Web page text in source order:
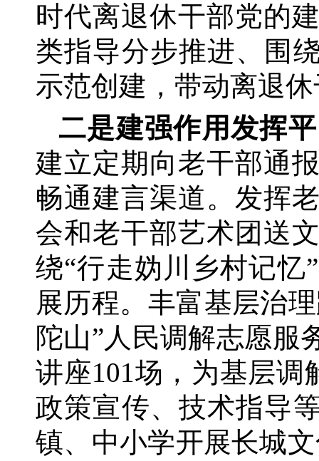
时代离退休干部党的
类指导分步推进、围
示范创建，带动离退
二是建强作用发挥
建立定期向老干部通
畅通建言渠道。发挥
会和老干部艺术团送
绕“行走妫川乡村记忆
展历程。丰富基层治
陀山”人民调解志愿服
讲座101场，为基层调
政策宣传、技术指导
镇、中小学开展长城